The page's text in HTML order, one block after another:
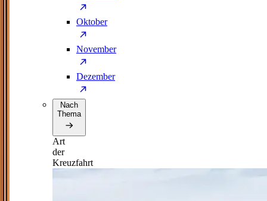
Oktober
November
Dezember
Nach
Thema
Art
der
Kreuzfahrt